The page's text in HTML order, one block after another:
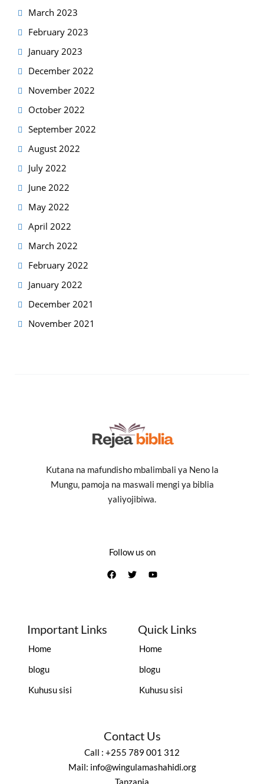
March 2023
February 2023
January 2023
December 2022
November 2022
October 2022
September 2022
August 2022
July 2022
June 2022
May 2022
April 2022
March 2022
February 2022
January 2022
December 2021
November 2021
Kutana na mafundisho mbalimbali ya Neno la
Mungu, pamoja na maswali mengi ya biblia
yaliyojibiwa.
Follow us on
Important Links
Home
blogu
Kuhusu sisi
Quick Links
Home
blogu
Kuhusu sisi
Contact Us
Call : +255 789 001 312
Mail: info@wingulamashahidi.org
Tanzania